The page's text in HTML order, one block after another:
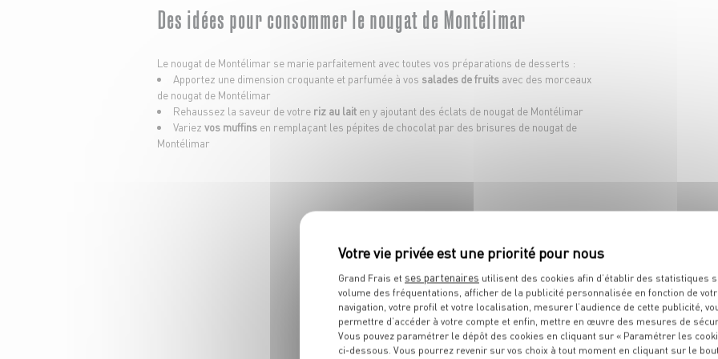
Des idées pour consommer le nougat de Montélimar
Le nougat de Montélimar se marie parfaitement avec toutes vos préparations de desserts :
Apportez une dimension croquante et parfumée à vos salades de fruitsavec des morceaux
de nougat de Montélimar
Rehaussez la saveur de votreriz au laiten y ajoutant des éclats de nougat de Montélimar
Variez vos muffinsen remplaçant les pépites de chocolat par des brisures de nougat de
Montélimar
NOS IDÉESRECETTES
Découvrez toutes nos recettes à base de nougat de
Grand Frais et ses partenaires utilisent des cookies afin d’établir des statistiques
volume des fréquentations, afficher de la publicité personnalisée en fonction de
navigation, votre profil et votre localisation, mesurer l’audience de cette publicité,
permettre d’accéder à votre compte et enfin, mettre en œuvre des mesures de
Vous pouvez paramétrer le dépôt des cookies en cliquant sur « Paramétrer les
ci-dessous. Vous pourrez revenir sur vos choix à tout moment en cliquant sur le